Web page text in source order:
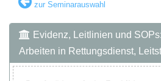
zur Seminarauswahl
Evidenz, Leitlinien und
Arbeiten in Rettungsdienst,